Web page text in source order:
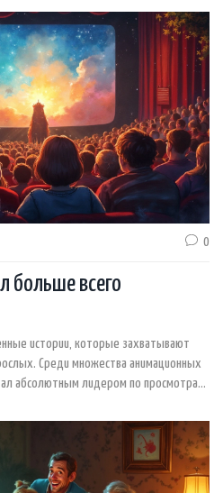
в США. Делимся интересными
0
больше всего
истории, которые захватывают
Среди множества анимационных
абсолютным лидером по просмотрам.
сумел так впечатлить аудиторию и